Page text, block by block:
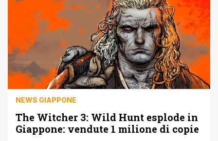
NEWS GIAPPONE
The Witcher 3: Wild Hunt esplode in
Giappone: vendute 1 milione di copie